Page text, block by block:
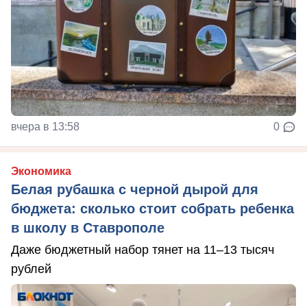
вчера в 13:58 0
Экономика
Белая рубашка с черной дырой для
бюджета: сколько стоит собрать ребенка
в школу в Ставрополе
Даже бюджетный набор тянет на 11–13 тысяч
рублей